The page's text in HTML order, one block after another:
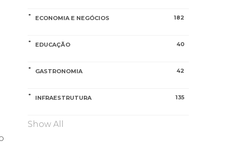
ECONOMIA E NEGÓCIOS 182
EDUCAÇÃO 40
GASTRONOMIA 42
INFRAESTRUTURA 135
Show All